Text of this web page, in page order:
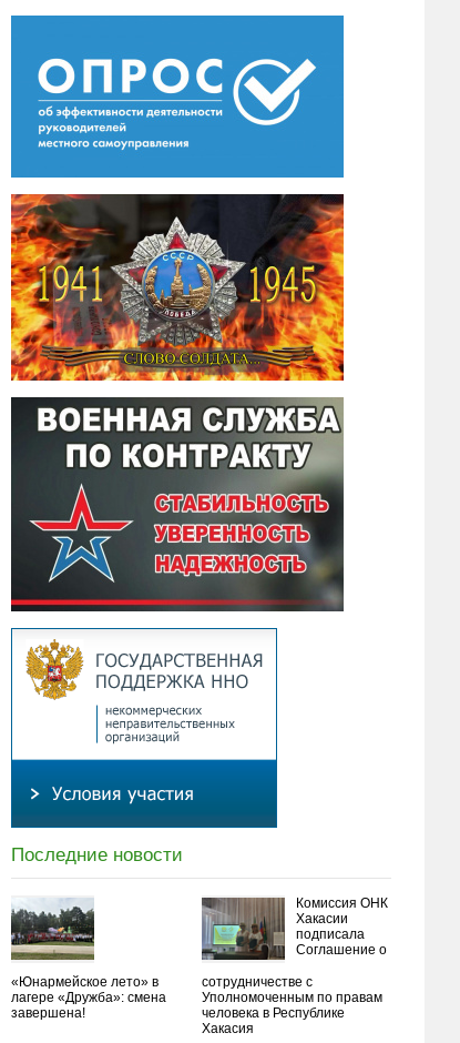
Последние новости
«Юнармейское лето» в
лагере «Дружба»: смена
завершена!
Комиссия ОНК
Хакасии
подписала
Соглашение о
сотрудничестве с
Уполномоченным по правам
человека в Республике
Хакасия